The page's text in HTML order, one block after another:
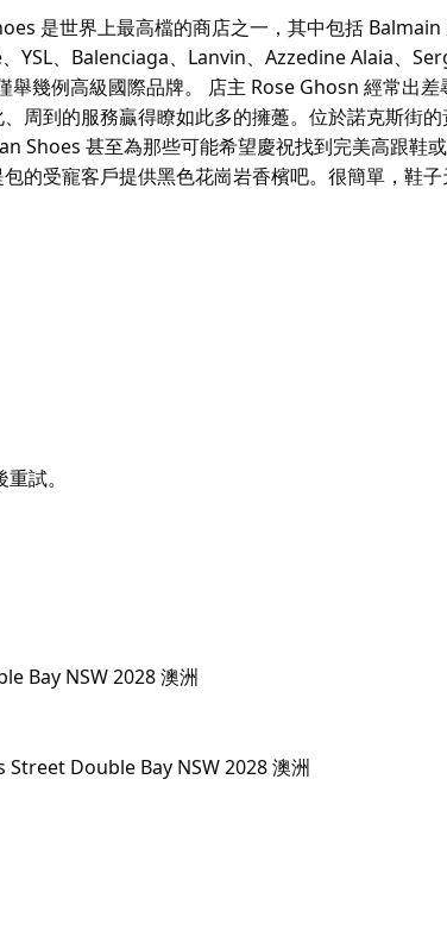
是世界上最高檔的商店之一，其中包括
YSL、Balenciaga、Lanvin、Azzedine Alaia、
幾例高級國際品牌。 店主 Rose Ghosn 經常出差
周到的服務贏得瞭如此多的擁躉。位於諾克斯街
Shoes 甚至為那些可能希望慶祝找到完美高跟鞋
的受寵客戶提供黑色花崗岩香檳吧。很簡單，鞋子
YSL、Balenciaga、Lanvin、Azzedine Alaia、
幾例高級國際品牌。
試。
Bay NSW 2028 澳洲